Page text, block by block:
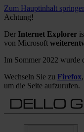
Zum Hauptinhalt
Achtung!
Der Internet Explorer
von Microsoft
Im Sommer 2022 wurde
Wechseln Sie zu Firefox,
um die Seite aufzurufen.